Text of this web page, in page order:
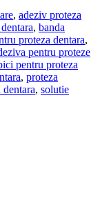
, adeziv proteza
, banda
proteza dentara,
pentru proteze
pentru proteza
, proteza
, solutie